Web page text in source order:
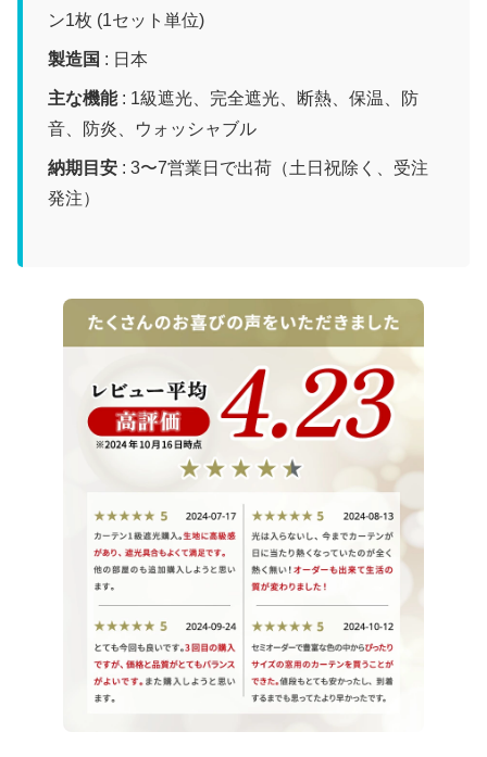
ン1枚 (1セット単位)
製造国 : 日本
主な機能: 1級遮光、完全遮光、断熱、保温、防
音、防炎、ウォッシャブル
納期目安 : 3〜7営業日で出荷（土日祝除く、受注
発注）